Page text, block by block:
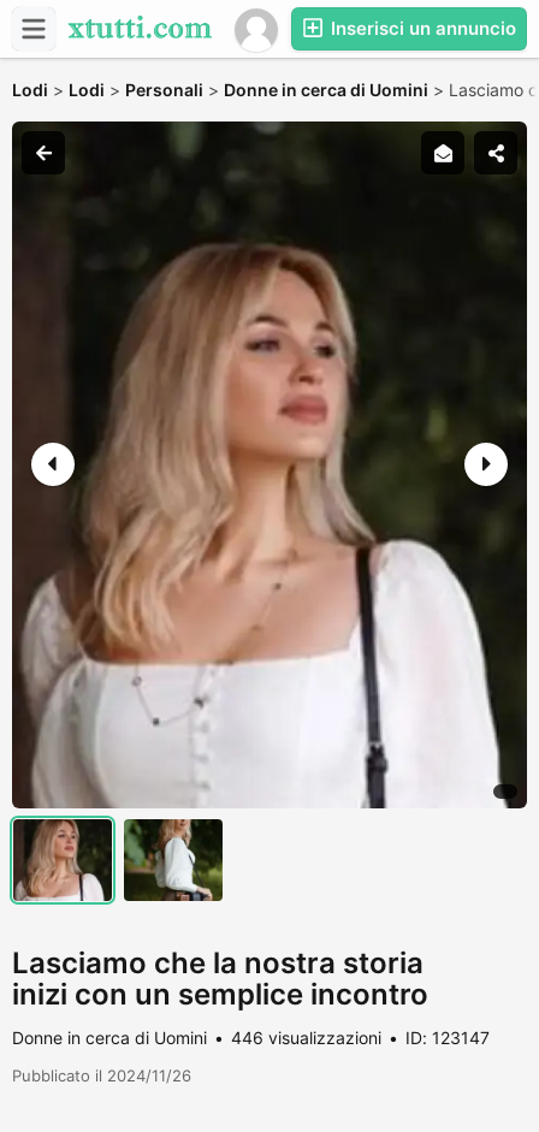
Inserisci un annuncio
Lodi > Lodi > Personali > Donne in cerca di Uomini > Lasciamo
Lasciamo che la nostra storia
inizi con un semplice incontro
Donne in cerca di Uomini 446 visualizzazioni ID: 123147
Pubblicato il 2024/11/26